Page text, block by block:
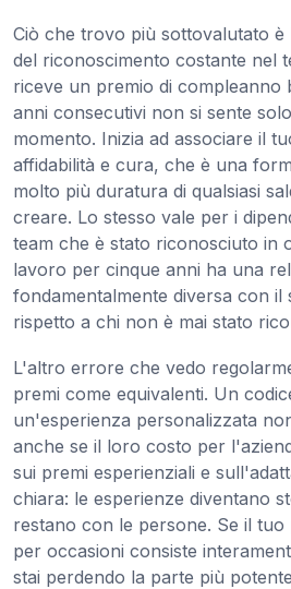
Ciò che trovo più sottovalutato
del riconoscimento costante nel
riceve un premio di compleanno
anni consecutivi non si sente
momento. Inizia ad associare il
affidabilità e cura, che è una
molto più duratura di qualsiasi
creare. Lo stesso vale per i
team che è stato riconosciuto in
lavoro per cinque anni ha una
fondamentalmente diversa con il
rispetto a chi non è mai stato
L'altro errore che vedo
premi come equivalenti. Un
un'esperienza personalizzata
anche se il loro costo per
sui premi esperienziali e
chiara: le esperienze diventano
restano con le persone. Se il
per occasioni consiste
stai perdendo la parte più